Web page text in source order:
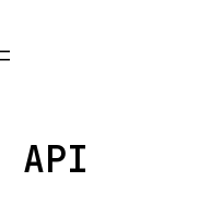
API